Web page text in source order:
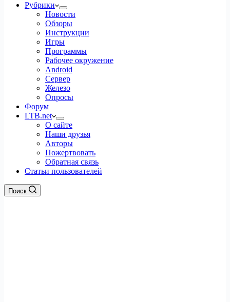
Рубрики
Новости
Обзоры
Инструкции
Игры
Программы
Рабочее окружение
Android
Сервер
Железо
Опросы
Форум
LTB.net
О сайте
Наши друзья
Авторы
Пожертвовать
Обратная связь
Статьи пользователей
Поиск